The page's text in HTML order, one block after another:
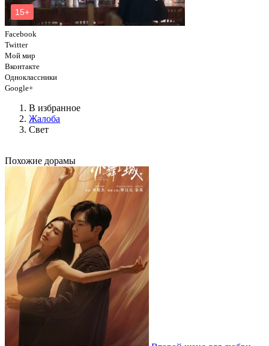
Facebook
Twitter
Мой мир
Вконтакте
Одноклассники
Google+
В избранное
Жалоба
Свет
Похожие дорамы